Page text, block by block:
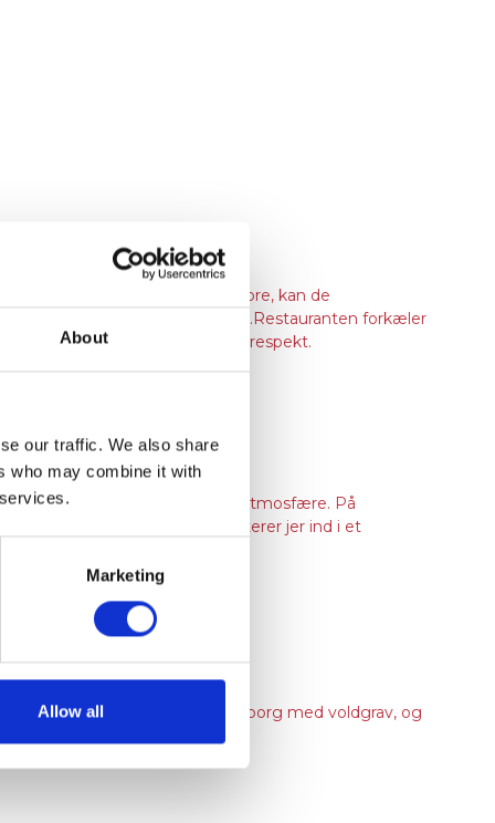
About
our traffic. We also share
who may combine it with
Marketing
Allow all
jeres ønsker er små eller store, kan de
kan dette også arrangeres.Restauranten forkæler
ingrediens behandles med respekt.
med Nørrebros pulserende atmosfære. På
natur. Hanzō Nørrebro inviterer jer ind i et
blev stedet omdannet til en borg med voldgrav, og
som slotshotel.